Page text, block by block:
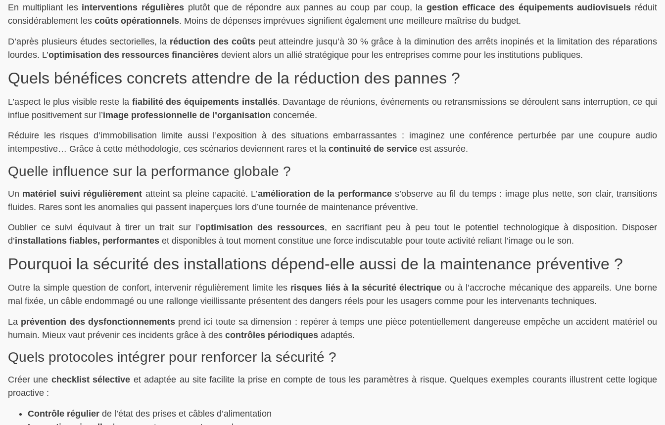
En multipliant les interventions régulières plutôt que de répondre aux pannes au coup par coup, lagestion efficace des équipements audiovisuels réduit
considérablement les coûts opérationnels. Moins de dépenses imprévues signifient également une meilleure maîtrise du budget.
D’après plusieurs études sectorielles, la réduction des coûts peut atteindre jusqu’à 30 % grâce à la diminution des arrêts inopinés et la limitation des réparations
lourdes. L’optimisation des ressources financières devient alors un allié stratégique pour les entreprises comme pour les institutions publiques.
Quels bénéfices concrets attendre de la réduction des pannes ?
L’aspect le plus visible reste la fiabilité des équipements installés. Davantage de réunions, événements ou retransmissions se déroulent sans interruption, ce qui
influe positivement sur l’image professionnelle de l’organisation concernée.
Réduire les risques d’immobilisation limite aussi l’exposition à des situations embarrassantes : imaginez une conférence perturbée par une coupure audio
intempestive… Grâce à cette méthodologie, ces scénarios deviennent rares et la continuité de service est assurée.
Quelle influence sur la performance globale ?
Un matériel suivi régulièrement atteint sa pleine capacité. L’amélioration de la performances’observe au fil du temps : image plus nette, son clair, transitions
fluides. Rares sont les anomalies qui passent inaperçues lors d’une tournée de maintenance préventive.
Oublier ce suivi équivaut à tirer un trait sur l’optimisation des ressources, en sacrifiant peu à peu tout le potentiel technologique à disposition. Disposer
d’installations fiables, performantes et disponibles à tout moment constitue une force indiscutable pour toute activité reliant l’image ou le son.
Pourquoi la sécurité des installations dépend-elle aussi de la maintenance préventive ?
Outre la simple question de confort, intervenir régulièrement limite les risques liés à la sécurité électrique ou à l’accroche mécanique des appareils. Une borne
mal fixée, un câble endommagé ou une rallonge vieillissante présentent des dangers réels pour les usagers comme pour les intervenants techniques.
La prévention des dysfonctionnementsprend ici toute sa dimension : repérer à temps une pièce potentiellement dangereuse empêche un accident matériel ou
humain. Mieux vaut prévenir ces incidents grâce à des contrôles périodiques adaptés.
Quels protocoles intégrer pour renforcer la sécurité ?
Créer une checklist sélective et adaptée au site facilite la prise en compte de tous les paramètres à risque. Quelques exemples courants illustrent cette logique
proactive :
Contrôle régulier de l’état des prises et câbles d’alimentation